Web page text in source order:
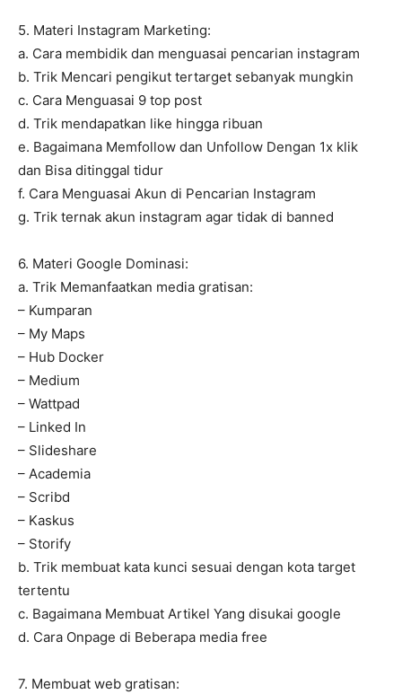
5. Materi Instagram Marketing:
a. Cara membidik dan menguasai pencarian instagram
b. Trik Mencari pengikut tertarget sebanyak mungkin
c. Cara Menguasai 9 top post
d. Trik mendapatkan like hingga ribuan
e. Bagaimana Memfollow dan Unfollow Dengan 1x klik
dan Bisa ditinggal tidur
f. Cara Menguasai Akun di Pencarian Instagram
g. Trik ternak akun instagram agar tidak di banned
6. Materi Google Dominasi:
a. Trik Memanfaatkan media gratisan:
– Kumparan
– My Maps
– Hub Docker
– Medium
– Wattpad
– Linked In
– Slideshare
– Academia
– Scribd
– Kaskus
– Storify
b. Trik membuat kata kunci sesuai dengan kota target
tertentu
c. Bagaimana Membuat Artikel Yang disukai google
d. Cara Onpage di Beberapa media free
7. Membuat web gratisan: